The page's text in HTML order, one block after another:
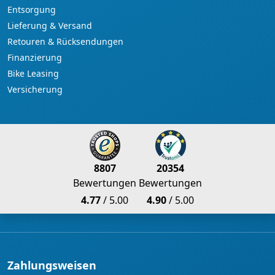
Entsorgung
Lieferung & Versand
Retouren & Rücksendungen
Finanzierung
Bike Leasing
Versicherung
8807
Bewertungen
4.77/ 5.00
20354
Bewertungen
4.90/ 5.00
Zahlungsweisen